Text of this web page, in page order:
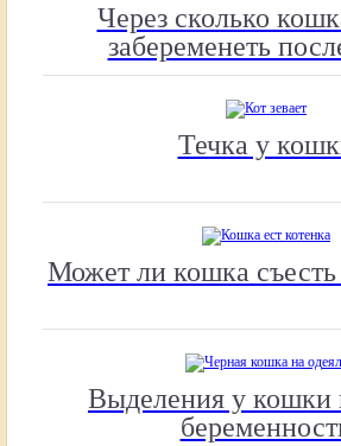
Через сколько
забеременеть
Течка у
Может ли кошка съесть
Выделения у кошки